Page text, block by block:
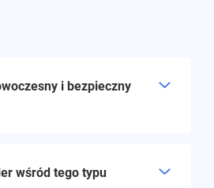
i bezpieczny
wśród tego typu